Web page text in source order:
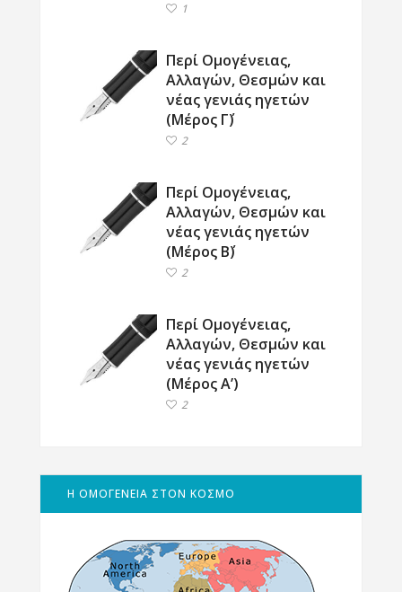
1
Περί Ομογένειας,
Αλλαγών, Θεσμών και
νέας γενιάς ηγετών
(Μέρος Γ΄)
2
Περί Ομογένειας,
Αλλαγών, Θεσμών και
νέας γενιάς ηγετών
(Μέρος Β΄)
2
Περί Ομογένειας,
Αλλαγών, Θεσμών και
νέας γενιάς ηγετών
(Μέρος Α’)
2
Η ΟΜΟΓΕΝΕΙΑ ΣΤΟΝ ΚΟΣΜΟ